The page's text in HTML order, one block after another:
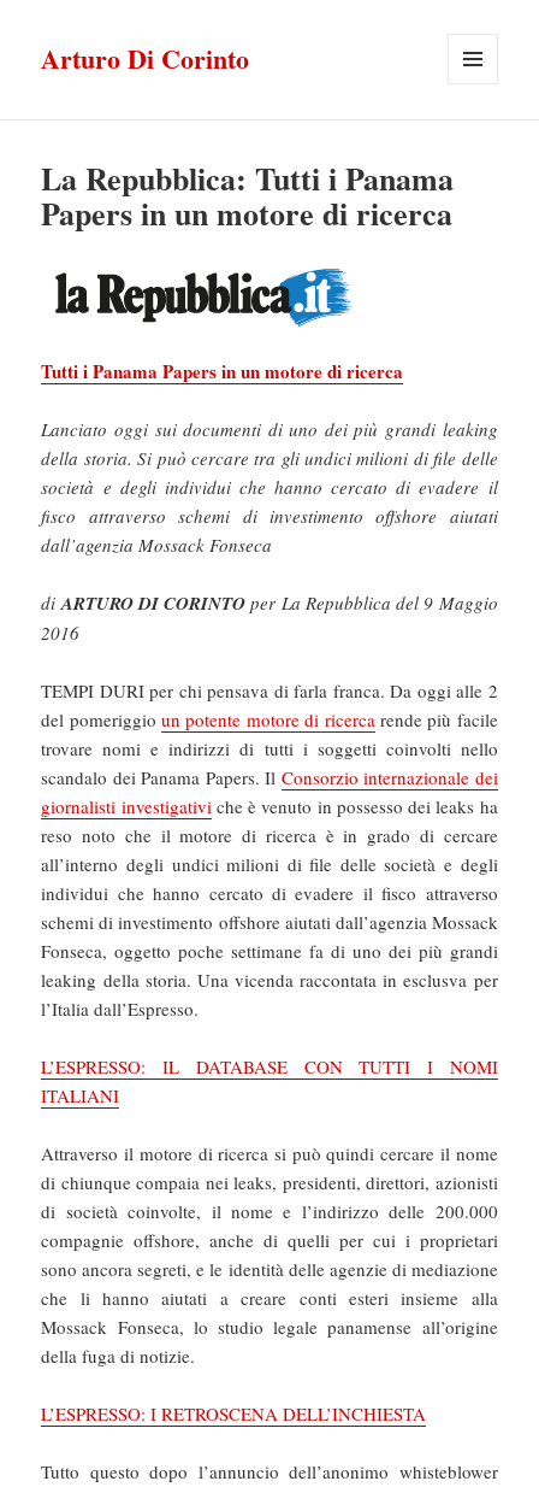
Arturo Di Corinto
La Repubblica: Tutti i Panama
Papers in un motore di ricerca
Tutti i Panama Papers in un motore di ricerca
Lanciato oggi sui documenti di uno dei più grandi leaking
della storia. Si può cercare tra gli undici milioni di file delle
società e degli individui che hanno cercato di evadere il
fisco attraverso schemi di investimento offshore aiutati
dall’agenzia Mossack Fonseca
diARTURO DI CORINTO per La Repubblica del 9 Maggio
2016
TEMPI DURI per chi pensava di farla franca. Da oggi alle 2
del pomeriggioun potente motore di ricercarende più facile
trovare nomi e indirizzi di tutti i soggetti coinvolti nello
scandalo dei Panama Papers. Il Consorzio internazionale dei
giornalisti investigativiche è venuto in possesso dei leaks ha
reso noto che il motore di ricerca è in grado di cercare
all’interno degli undici milioni di file delle società e degli
individui che hanno cercato di evadere il fisco attraverso
schemi di investimento offshore aiutati dall’agenzia Mossack
Fonseca, oggetto poche settimane fa di uno dei più grandi
leaking della storia. Una vicenda raccontata in esclusva per
l’Italia dall’Espresso.
L’ESPRESSO: IL DATABASE CON TUTTI I NOMI
ITALIANI
Attraverso il motore di ricerca si può quindi cercare il nome
di chiunque compaia nei leaks, presidenti, direttori, azionisti
di società coinvolte, il nome e l’indirizzo delle 200.000
compagnie offshore, anche di quelli per cui i proprietari
sono ancora segreti, e le identità delle agenzie di mediazione
che li hanno aiutati a creare conti esteri insieme alla
Mossack Fonseca, lo studio legale panamense all’origine
della fuga di notizie.
L’ESPRESSO: I RETROSCENA DELL’INCHIESTA
Tutto questo dopo l’annuncio dell’anonimo whisteblower